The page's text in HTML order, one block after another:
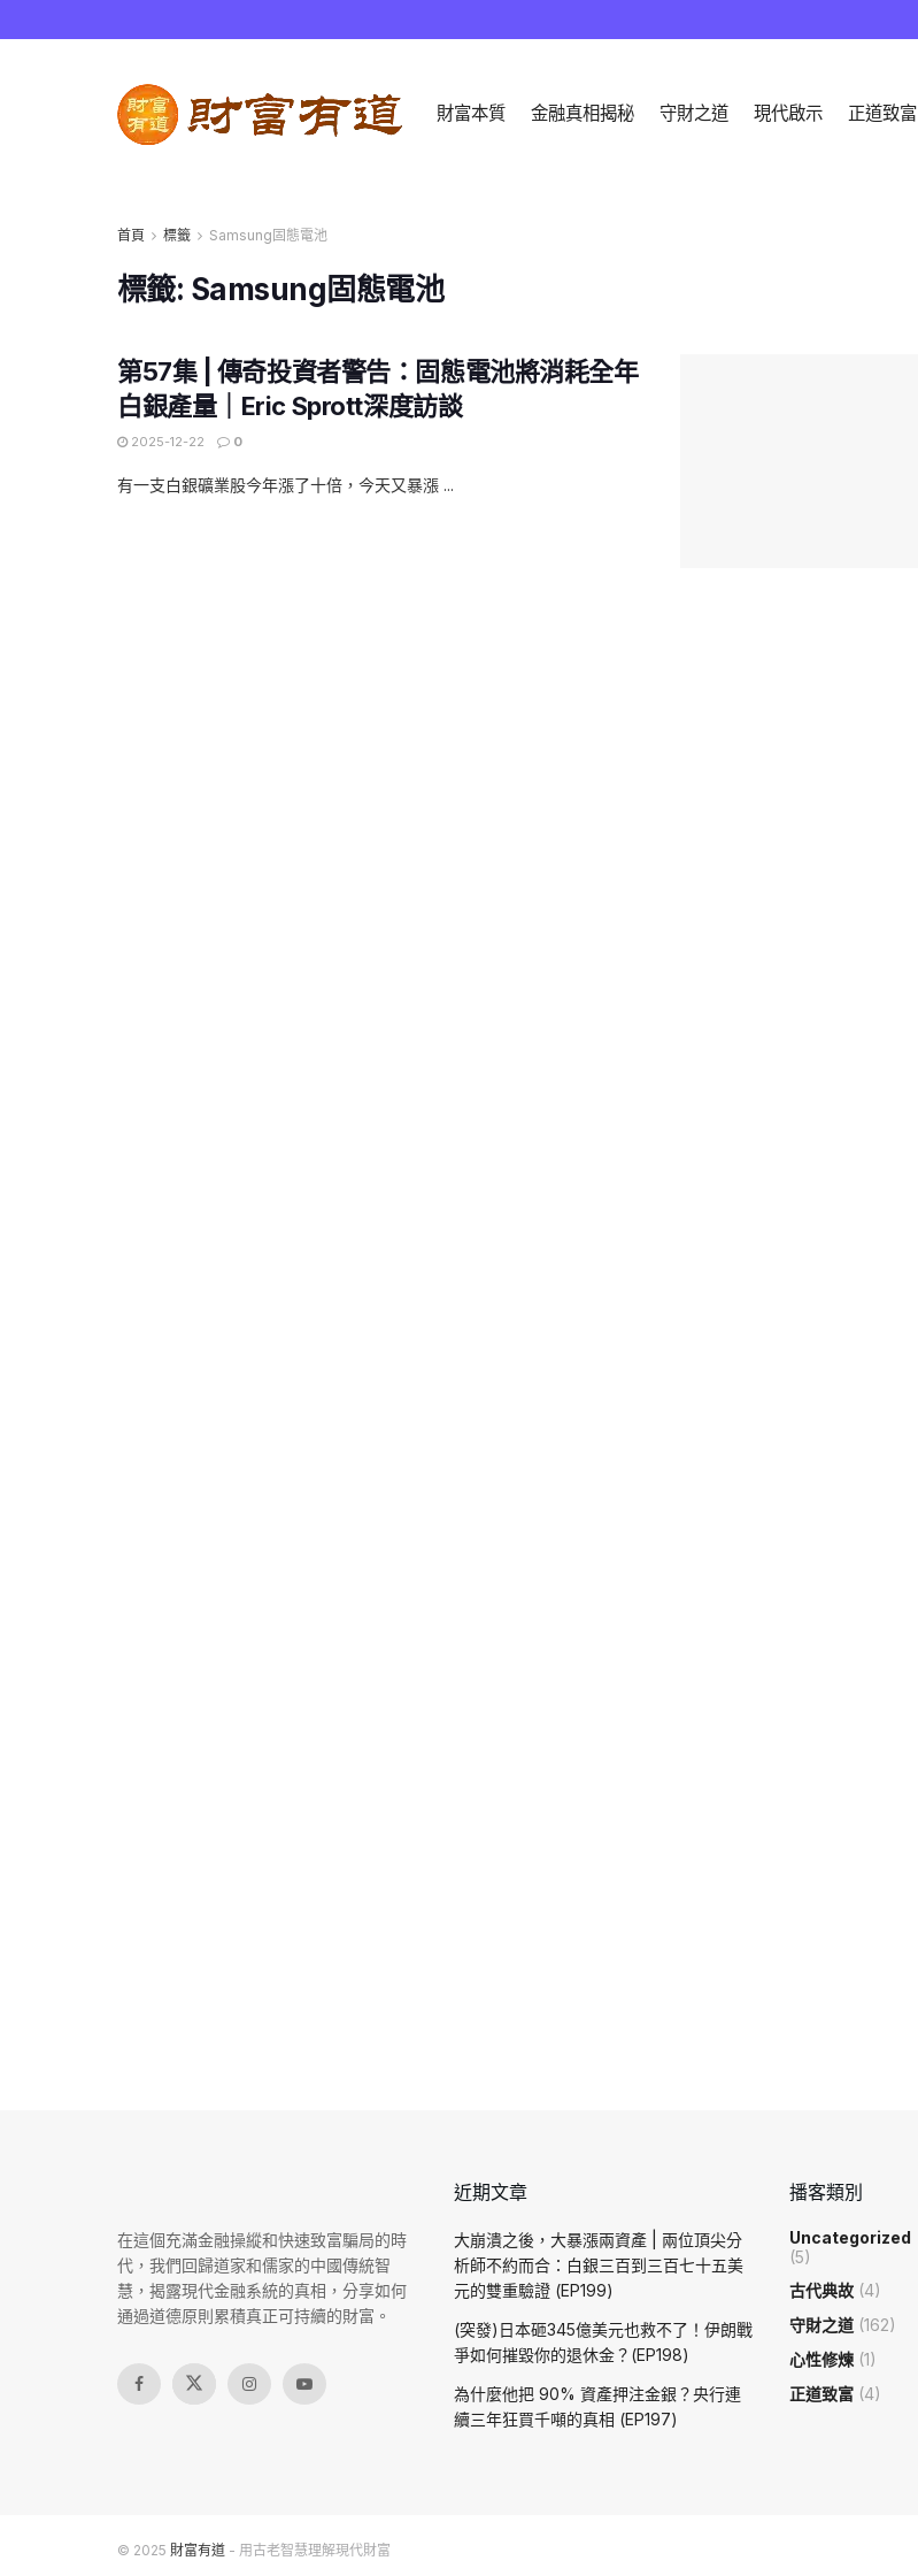
財富本質 金融真相揭秘 守財之道 現代啟示 正道致富
首頁 標籤 Samsung固態電池
標籤: Samsung固態電池
第57集 | 傳奇投資者警告：固態電池將消耗全年
白銀產量｜Eric Sprott深度訪談
2025-12-22 0
有一支白銀礦業股今年漲了十倍，今天又暴漲 ...
在這個充滿金融操縱和快速致富騙局的時
代，我們回歸道家和儒家的中國傳統智
慧，揭露現代金融系統的真相，分享如何
通過道德原則累積真正可持續的財富。
近期文章
大崩潰之後，大暴漲兩資產 | 兩位頂尖分
析師不約而合：白銀三百到三百七十五美
元的雙重驗證 (EP199)
(突發)日本砸345億美元也救不了！伊朗戰
爭如何摧毀你的退休金？(EP198)
為什麼他把 90% 資產押注金銀？央行連
續三年狂買千噸的真相 (EP197)
播客類別
Uncategorized
(5)
古代典故 (4)
守財之道 (162)
心性修煉 (1)
正道致富 (4)
© 2025 財富有道 - 用古老智慧理解現代財富